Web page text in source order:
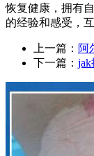
恢复健康，拥有
的经验和感受，
上一篇： 阿
下一篇：